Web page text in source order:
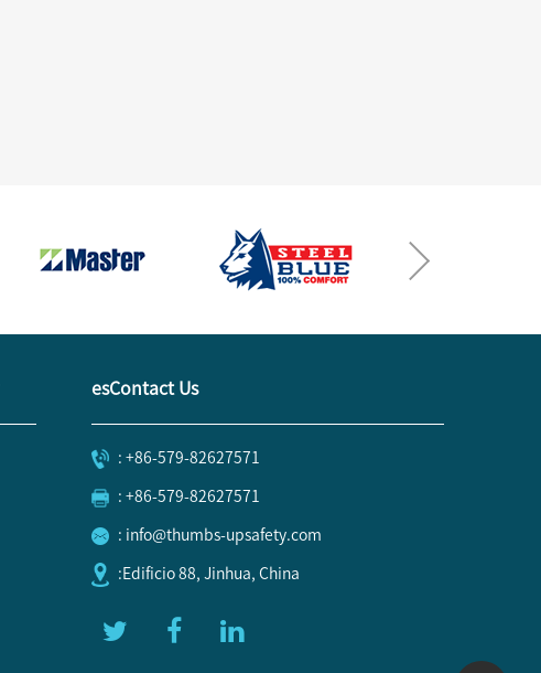
esContact Us
: +86-579-82627571
: +86-579-82627571
: info@thumbs-upsafety.com
:Edificio 88, Jinhua, China